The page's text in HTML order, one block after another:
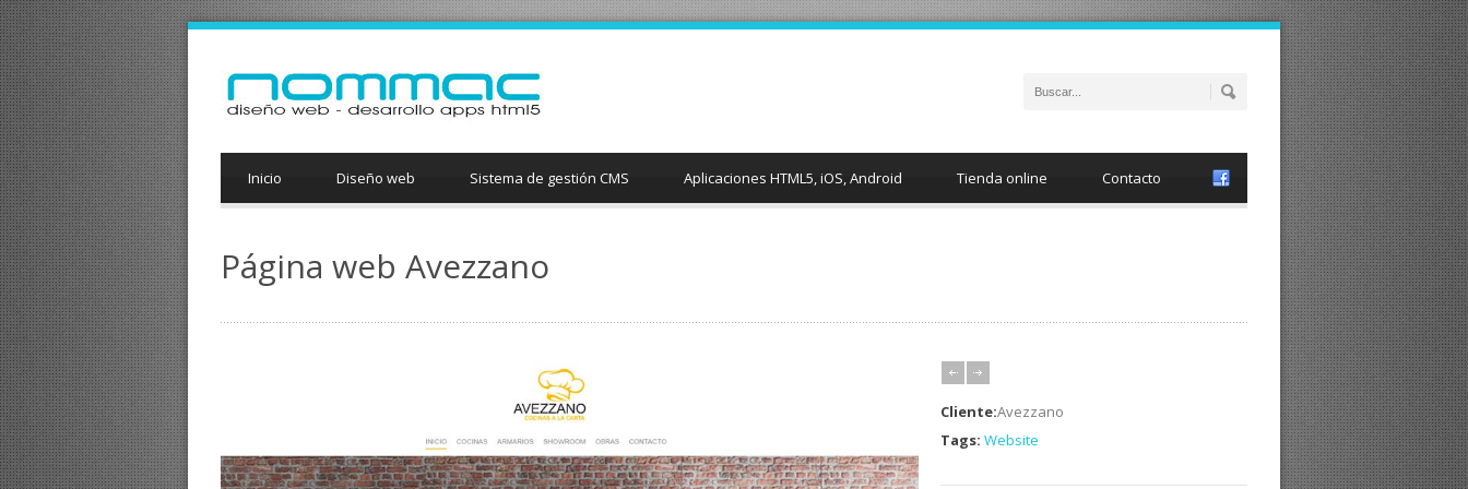
Inicio Diseño web Sistema de gestión CMS Aplicaciones HTML5, iOS, Android Tienda online Contacto
Página web Avezzano
Cliente:Avezzano
Tags:Website